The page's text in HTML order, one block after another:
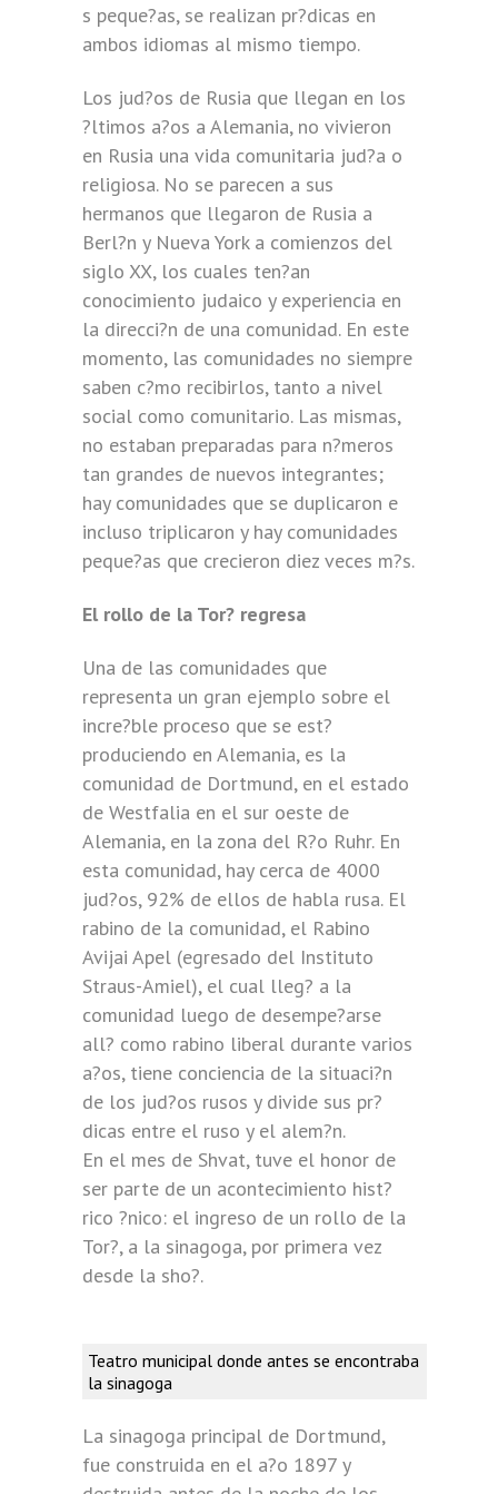
s peque?as, se realizan pr?dicas en
ambos idiomas al mismo tiempo.
Los jud?os de Rusia que llegan en los
?ltimos a?os a Alemania, no vivieron
en Rusia una vida comunitaria jud?a o
religiosa. No se parecen a sus
hermanos que llegaron de Rusia a
Berl?n y Nueva York a comienzos del
siglo XX, los cuales ten?an
conocimiento judaico y experiencia en
la direcci?n de una comunidad. En este
momento, las comunidades no siempre
saben c?mo recibirlos, tanto a nivel
social como comunitario. Las mismas,
no estaban preparadas para n?meros
tan grandes de nuevos integrantes;
hay comunidades que se duplicaron e
incluso triplicaron y hay comunidades
peque?as que crecieron diez veces m?s.
El rollo de la Tor? regresa
Una de las comunidades que
representa un gran ejemplo sobre el
incre?ble proceso que se est?
produciendo en Alemania, es la
comunidad de Dortmund, en el estado
de Westfalia en el sur oeste de
Alemania, en la zona del R?o Ruhr. En
esta comunidad, hay cerca de 4000
jud?os, 92% de ellos de habla rusa. El
rabino de la comunidad, el Rabino
Avijai Apel (egresado del Instituto
Straus-Amiel), el cual lleg? a la
comunidad luego de desempe?arse
all? como rabino liberal durante varios
a?os, tiene conciencia de la situaci?n
de los jud?os rusos y divide sus pr?
dicas entre el ruso y el alem?n.
En el mes de Shvat, tuve el honor de
ser parte de un acontecimiento hist?
rico ?nico: el ingreso de un rollo de la
Tor?, a la sinagoga, por primera vez
desde la sho?.
Teatro municipal donde antes se encontraba
la sinagoga
La sinagoga principal de Dortmund,
fue construida en el a?o 1897 y